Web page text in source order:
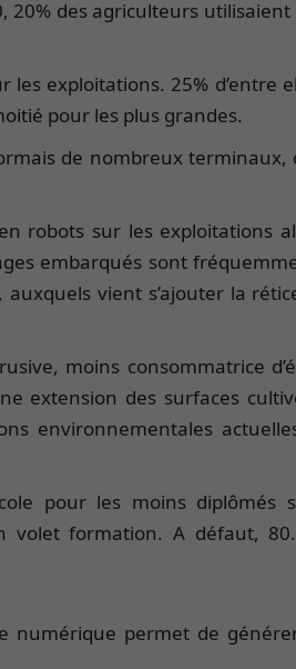
des agriculteurs
exploitations. 25% d’entre
pour les plus grandes.
de nombreux
robots sur les exploitations
embarqués sont
vient s’ajouter la
moins consommatrice
extension des surfaces
environnementales
pour les moins diplômés
volet formation. A défaut,
numérique permet de